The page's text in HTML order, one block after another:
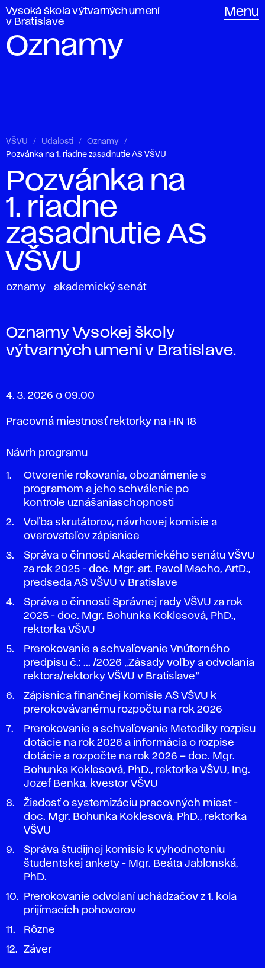
Vysoká škola výtvarných umení
v Bratislave
Menu
Oznamy
VŠVU Udalosti
Oznamy
Pozvánka na 1. riadne zasadnutie AS VŠVU
Pozvánka na
1. riadne
zasadnutie AS
VŠVU
oznamy akademický senát
Oznamy Vysokej školy
výtvarných umení v Bratislave.
4. 3. 2026 o 09.00
Pracovná miestnosť rektorky na HN 18
Návrh programu
Otvorenie rokovania, oboznámenie s
programom a jeho schválenie po
kontrole uznášaniaschopnosti
Voľba skrutátorov, návrhovej komisie a
overovateľov zápisnice
Správa o činnosti Akademického senátu VŠVU
za rok 2025 - doc. Mgr. art. Pavol Macho, ArtD.,
predseda AS VŠVU v Bratislave
Správa o činnosti Správnej rady VŠVU za rok
2025 - doc. Mgr. Bohunka Koklesová, PhD.,
rektorka VŠVU
Prerokovanie a schvaľovanie Vnútorného
predpisu č.: ... /2026 „Zásady voľby a odvolania
rektora/rektorky VŠVU v Bratislave“
Zápisnica finančnej komisie AS VŠVU k
prerokovávanému rozpočtu na rok 2026
Prerokovanie a schvaľovanie Metodiky rozpisu
dotácie na rok 2026 a informácia o rozpise
dotácie a rozpočte na rok 2026 – doc. Mgr.
Bohunka Koklesová, PhD., rektorka VŠVU, Ing.
Jozef Benka, kvestor VŠVU
Žiadosť o systemizáciu pracovných miest -
doc. Mgr. Bohunka Koklesová, PhD., rektorka
VŠVU
Správa študijnej komisie k vyhodnoteniu
študentskej ankety - Mgr. Beáta Jablonská,
PhD.
Prerokovanie odvolaní uchádzačov z 1. kola
prijímacích pohovorov
Rôzne
Záver